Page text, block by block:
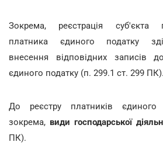
Зокрема, реєстрація суб'єкта
платника єдиного податку
внесення відповідних записів
єдиного податку (п. 299.1 ст. 299 ПК).
До реєстру платників єдиного
зокрема, види господарської
ПК).